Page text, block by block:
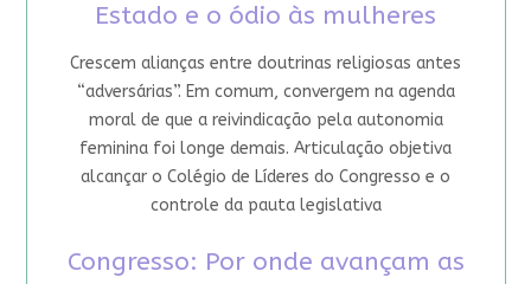
Estado e o ódio às mulheres
Crescem alianças entre doutrinas religiosas antes
“adversárias”. Em comum, convergem na agenda
moral de que a reivindicação pela autonomia
feminina foi longe demais. Articulação objetiva
alcançar o Colégio de Líderes do Congresso e o
controle da pauta legislativa
Congresso: Por onde avançam as